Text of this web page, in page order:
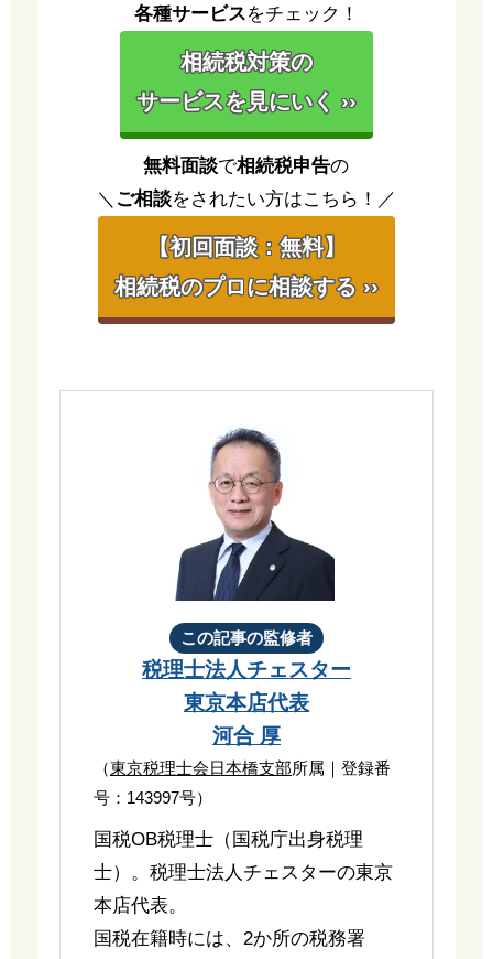
各種サービスをチェック！
相続税対策の
サービスを見にいく ››
無料面談で相続税申告の
＼ ご相談をされたい方はこちら！／
【初回面談：無料】
相続税のプロに相談する ››
この記事の監修者
税理士法人チェスター
東京本店代表
河合 厚
（東京税理士会日本橋支部所属｜登録番
号：143997号）
国税OB税理士（国税庁出身税理
士）。税理士法人チェスターの東京
本店代表。
国税在籍時には、2か所の税務署